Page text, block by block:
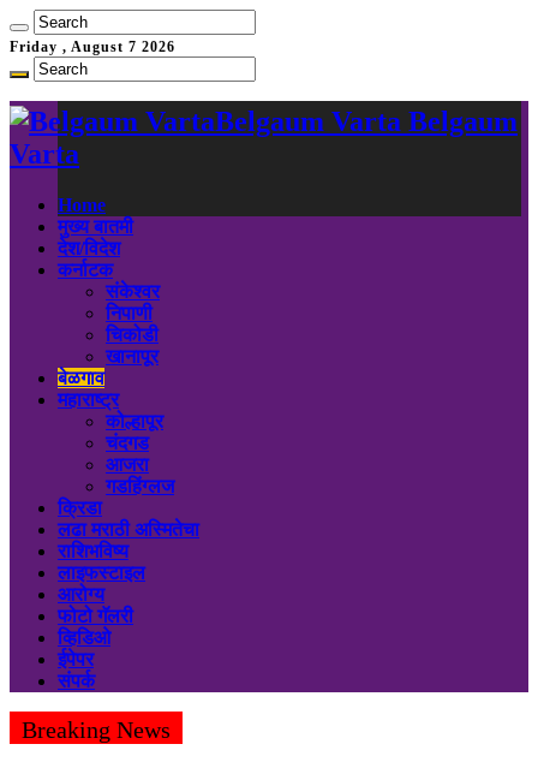
Friday , August 7 2026
Belgaum Varta Belgaum
Varta
Home
मुख्य बातमी
देश/विदेश
कर्नाटक
संकेश्वर
निपाणी
चिकोडी
खानापूर
बेळगाव
महाराष्ट्र
कोल्हापूर
चंदगड
आजरा
गडहिंग्लज
क्रिडा
लढा मराठी अस्मितेचा
राशिभविष्य
लाइफस्टाइल
आरोग्य
फोटो गॅलरी
व्हिडिओ
ईपेपर
संपर्क
Breaking News